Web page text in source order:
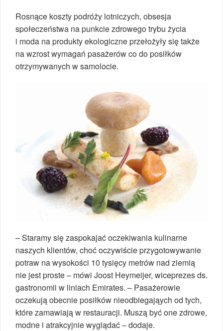
Rosnące koszty podróży lotniczych, obsesja
społeczeństwa na punkcie zdrowego trybu życia
i moda na produkty ekologiczne przełożyły się także
na wzrost wymagań pasażerów co do posiłków
otrzymywanych w samolocie.
– Staramy się zaspokajać oczekiwania kulinarne
naszych klientów, choć oczywiście przygotowywanie
potraw na wysokości 10 tysięcy metrów nad ziemią
nie jest proste – mówi Joost Heymeijer, wiceprezes ds.
gastronomii w liniach Emirates. – Pasażerowie
oczekują obecnie posiłków nieodbiegająych od tych,
które zamawiają w restauracji. Muszą być one zdrowe,
modne i atrakcyjnie wyglądać – dodaje.